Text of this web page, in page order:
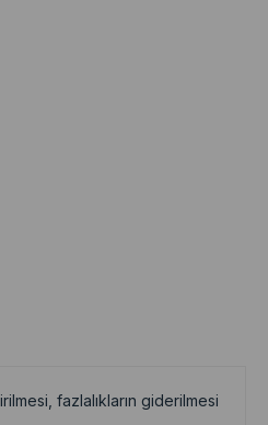
fazlalıkların giderilmesi